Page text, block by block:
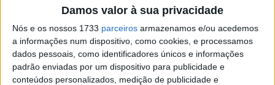
Damos valor à sua privacidade
Nós e os nossos 1733 parceiros armazenamos e/ou acedemos
a informações num dispositivo, como cookies, e processamos
dados pessoais, como identificadores únicos e informações
padrão enviadas por um dispositivo para publicidade e
conteúdos personalizados, medição de publicidade e